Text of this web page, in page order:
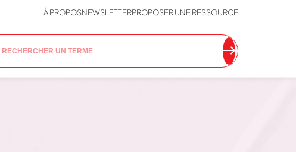
À PROPOSNEWSLETTERPROPOSER UNE RESSOURCE